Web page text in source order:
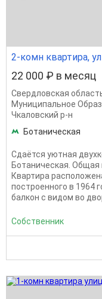
2-комн квартира,
22 000 ₽ в месяц
Свердловская
Муниципальное
Чкаловский р-н
Ботаническая
Сдаётся уютная
Ботаническая.
Квартира
построенного в 1964
балкон с видом во
Собственник